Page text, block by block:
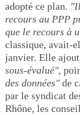
adopté ce plan.
recours au PPP
que le recours à
classique, avait-
janvier. Elle
sous-évalué",
des données"de
par le syndicat
Rhône, les